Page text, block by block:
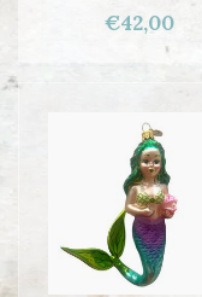
€42,00